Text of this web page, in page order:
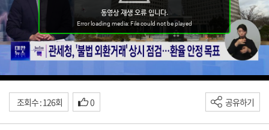
조회수 : 126회 0 공유하기